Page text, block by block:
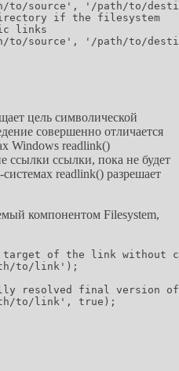
to/source', '/path/to/
if the filesystem
links
to/source', '/path/to/
цель символической
совершенно отличается
Windows readlink()
ссылки ссылки, пока не будет
readlink() разрешает
компонентом Filesystem,
of the link without
to/link');
resolved final version
to/link', true);